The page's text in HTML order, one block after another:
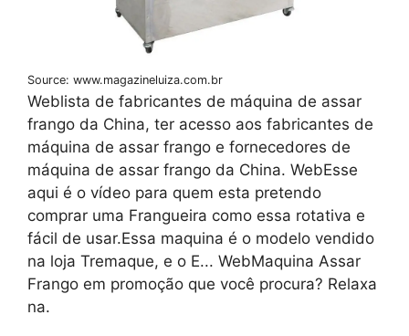
Source: www.magazineluiza.com.br
Weblista de fabricantes de máquina de assar
frango da China, ter acesso aos fabricantes de
máquina de assar frango e fornecedores de
máquina de assar frango da China. WebEsse
aqui é o vídeo para quem esta pretendo
comprar uma Frangueira como essa rotativa e
fácil de usar.Essa maquina é o modelo vendido
na loja Tremaque, e o E... WebMaquina Assar
Frango em promoção que você procura? Relaxa
na.